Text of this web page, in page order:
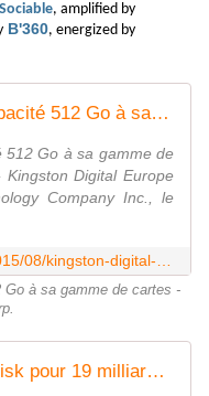
, amplified by
B'360, energized by
Kingston Digital ajoute une capacité 512 Go à sa gamme de cartes - OOKAWA Corp.
512 Go à sa gamme de
Digital Europe
Company Inc., le
à sa gamme de cartes -
Western Digital acquiert SanDisk pour 19 milliards de dollars - OOKAWA Corp.